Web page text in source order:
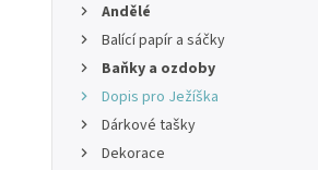
Andělé
Balící papír a sáčky
Baňky a ozdoby
Dopis pro Ježíška
Dárkové tašky
Dekorace